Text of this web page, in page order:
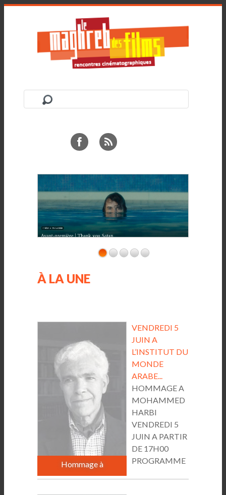
À LA UNE
Hommage à
VENDREDI 5
JUIN A
L’INSTITUT DU
MONDE
ARABE...
HOMMAGE A
MOHAMMED
HARBI
VENDREDI 5
JUIN A PARTIR
DE 17H00
PROGRAMME